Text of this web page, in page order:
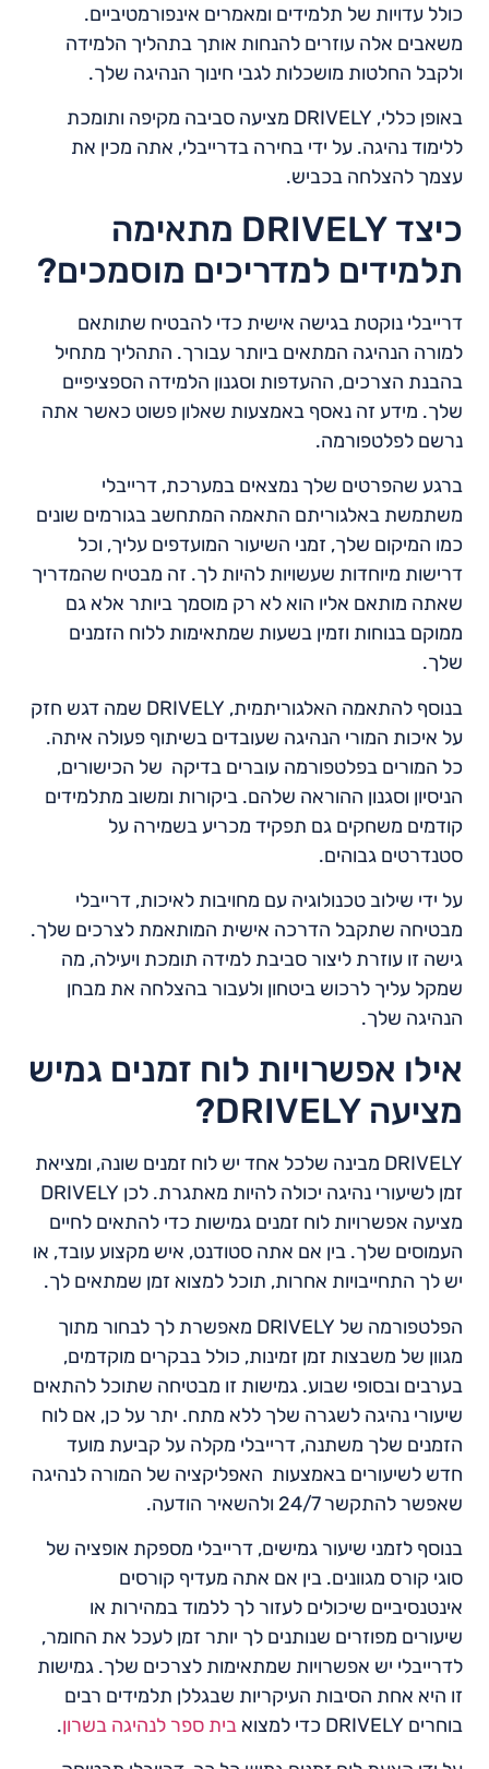
כולל עדויות של תלמידים ומאמרים אינפורמטיביים.
משאבים אלה עוזרים להנחות אותך בתהליך הלמידה
ולקבל החלטות מושכלות לגבי חינוך הנהיגה שלך.
באופן כללי, DRIVELY מציעה סביבה מקיפה ותומכת
ללימוד נהיגה. על ידי בחירה בדרייבלי, אתה מכין את
עצמך להצלחה בכביש.
כיצד DRIVELY מתאימה
תלמידים למדריכים מוסמכים?
דרייבלי נוקטת בגישה אישית כדי להבטיח שתותאם
למורה הנהיגה המתאים ביותר עבורך. התהליך מתחיל
בהבנת הצרכים, ההעדפות וסגנון הלמידה הספציפיים
שלך. מידע זה נאסף באמצעות שאלון פשוט כאשר אתה
נרשם לפלטפורמה.
ברגע שהפרטים שלך נמצאים במערכת, דרייבלי
משתמשת באלגוריתם התאמה המתחשב בגורמים שונים
כמו המיקום שלך, זמני השיעור המועדפים עליך, וכל
דרישות מיוחדות שעשויות להיות לך. זה מבטיח שהמדריך
שאתה מותאם אליו הוא לא רק מוסמך ביותר אלא גם
ממוקם בנוחות וזמין בשעות שמתאימות ללוח הזמנים
שלך.
בנוסף להתאמה האלגוריתמית, DRIVELY שמה דגש חזק
על איכות המורי הנהיגה שעובדים בשיתוף פעולה איתה.
כל המורים בפלטפורמה עוברים בדיקה של הכישורים,
הניסיון וסגנון ההוראה שלהם. ביקורות ומשוב מתלמידים
קודמים משחקים גם תפקיד מכריע בשמירה על
סטנדרטים גבוהים.
על ידי שילוב טכנולוגיה עם מחויבות לאיכות, דרייבלי
מבטיחה שתקבל הדרכה אישית המותאמת לצרכים שלך.
גישה זו עוזרת ליצור סביבת למידה תומכת ויעילה, מה
שמקל עליך לרכוש ביטחון ולעבור בהצלחה את מבחן
הנהיגה שלך.
אילו אפשרויות לוח זמנים גמיש
מציעה DRIVELY?
DRIVELY מבינה שלכל אחד יש לוח זמנים שונה, ומציאת
מציעה אפשרויות לוח זמנים גמישות כדי להתאים לחיים
העמוסים שלך. בין אם אתה סטודנט, איש מקצוע עובד, או
יש לך התחייבויות אחרות, תוכל למצוא זמן שמתאים לך.
הפלטפורמה של DRIVELY מאפשרת לך לבחור מתוך
מגוון של משבצות זמן זמינות, כולל בבקרים מוקדמים,
בערבים ובסופי שבוע. גמישות זו מבטיחה שתוכל להתאים
שיעורי נהיגה לשגרה שלך ללא מתח. יתר על כן, אם לוח
הזמנים שלך משתנה, דרייבלי מקלה על קביעת מועד
חדש לשיעורים באמצעות האפליקציה של המורה לנהיגה
שאפשר להתקשר 24/7 ולהשאיר הודעה.
בנוסף לזמני שיעור גמישים, דרייבלי מספקת אופציה של
סוגי קורס מגוונים. בין אם אתה מעדיף קורסים
אינטנסיביים שיכולים לעזור לך ללמוד במהירות או
שיעורים מפוזרים שנותנים לך יותר זמן לעכל את החומר,
לדרייבלי יש אפשרויות שמתאימות לצרכים שלך. גמישות
זו היא אחת הסיבות העיקריות שבגללן תלמידים רבים
בוחרים DRIVELY כדי למצוא
בית ספר לנהיגה בשרון.